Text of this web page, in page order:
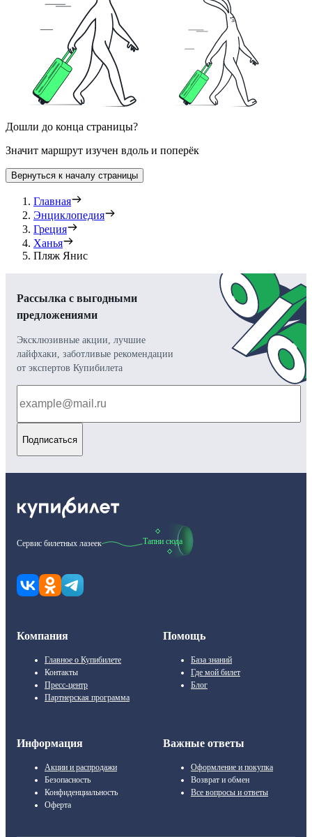
Дошли до конца страницы?
Значит маршрут изучен вдоль и поперёк
Вернуться к началу страницы
Главная
Энциклопедия
Греция
Ханья
Пляж Янис
Рассылка с выгодными
предложениями
Эксклюзивные акции, лучшие
лайфхаки, заботливые рекомендации
от экспертов Купибилета
Подписаться
Сервис билетных лазеек Тапни сюда
Компания
Главное о Купибилете
Контакты
Пресс-центр
Партнерская программа
Помощь
База знаний
Где мой билет
Блог
Информация
Акции и распродажи
Безопасность
Конфиденциальность
Оферта
Важные ответы
Оформление и покупка
Возврат и обмен
Все вопросы и ответы